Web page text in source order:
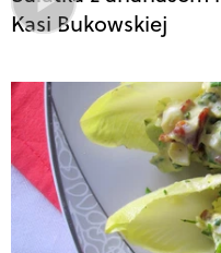
Kasi Bukowskiej